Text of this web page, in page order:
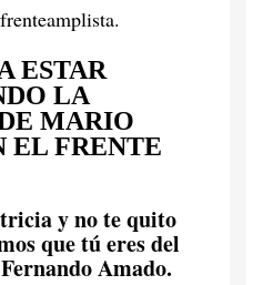
ESTAR
LA
MARIO
EL FRENTE
y no te quito
que tú eres del
Amado.